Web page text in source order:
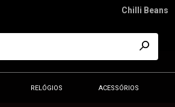
Chilli Beans
RELÓGIOS ACESSÓRIOS